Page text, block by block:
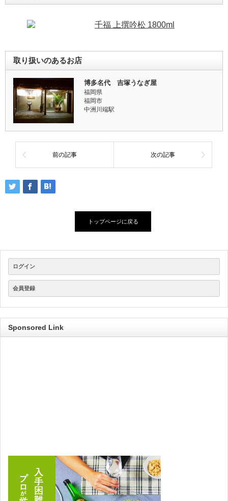
千福 上撰吟松 1800ml
取り扱いのあるお店
博多名代 吉塚うなぎ屋
福岡県
福岡市
中洲川端駅
前の記事 次の記事
トップページに戻る
ログイン
会員登録
Sponsored Link